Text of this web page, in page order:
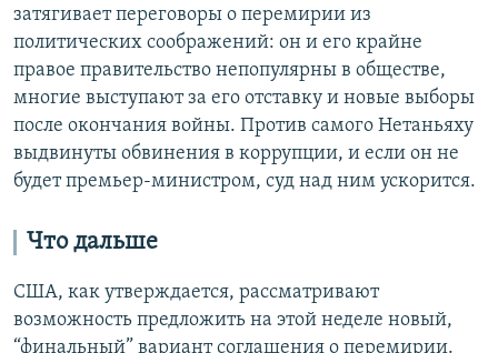
затягивает переговоры о перемирии из
политических соображений: он и его крайне
правое правительство непопулярны в обществе,
многие выступают за его отставку и новые выборы
после окончания войны. Против самого Нетаньяху
выдвинуты обвинения в коррупции, и если он не
будет премьер-министром, суд над ним ускорится.
Что дальше
США, как утверждается, рассматривают
возможность предложить на этой неделе новый,
“финальный” вариант соглашения о перемирии.